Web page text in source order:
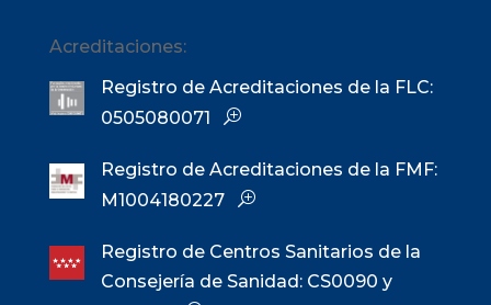
Acreditaciones:
Registro de Acreditaciones de la FLC:
0505080071
Registro de Acreditaciones de la FMF:
M1004180227
Registro de Centros Sanitarios de la
Consejería de Sanidad: CS0090 y